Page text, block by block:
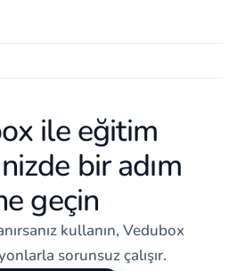
ile eğitim
bir adım
geçin
kullanın, Vedubox
sorunsuz çalışır.